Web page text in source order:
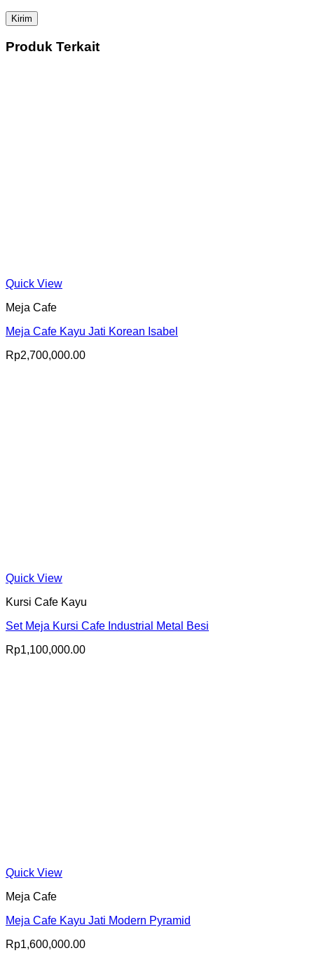
Produk Terkait
Quick View
Meja Cafe
Meja Cafe Kayu Jati Korean Isabel
Rp2,700,000.00
Quick View
Kursi Cafe Kayu
Set Meja Kursi Cafe Industrial Metal Besi
Rp1,100,000.00
Quick View
Meja Cafe
Meja Cafe Kayu Jati Modern Pyramid
Rp1,600,000.00